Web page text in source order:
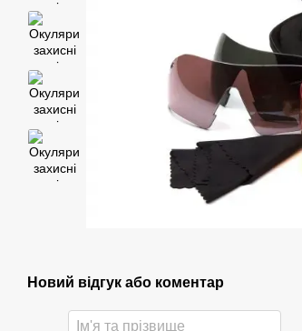
Новий відгук або коментар